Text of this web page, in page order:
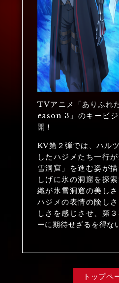
TVアニメ「ありふれ
eason 3」のキービ
開！
KV第２弾では、ハル
したハジメたち一行
雪洞窟」を進む姿が
しげに氷の洞窟を探
織が氷雪洞窟の美しさ
ハジメの表情の険し
しさを感じさせ、第
ーに期待せざるを得な
トップペ